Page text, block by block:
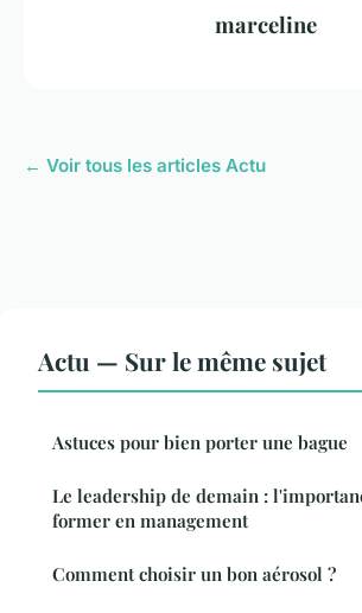
marceline
← Voir tous les articles Actu
Actu — Sur le même sujet
Astuces pour bien porter une bague
Le leadership de demain :
former en management
Comment choisir un bon aérosol ?